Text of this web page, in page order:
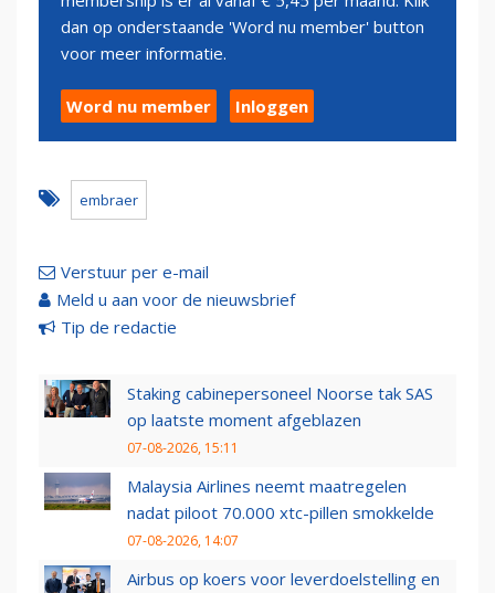
dan op onderstaande 'Word nu member' button
voor meer informatie.
Word nu member Inloggen
embraer
Verstuur per e-mail
Meld u aan voor de nieuwsbrief
Tip de redactie
Staking cabinepersoneel Noorse tak SAS
op laatste moment afgeblazen
07-08-2026, 15:11
Malaysia Airlines neemt maatregelen
nadat piloot 70.000 xtc-pillen smokkelde
07-08-2026, 14:07
Airbus op koers voor leverdoelstelling en